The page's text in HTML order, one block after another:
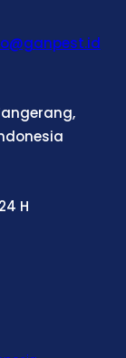
24 H